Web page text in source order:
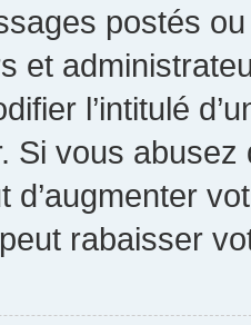
postés
et
l’intitulé
Si vous
d’augmenter
rabaisser